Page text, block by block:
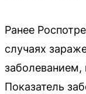
Ранее
случаях
Показатель